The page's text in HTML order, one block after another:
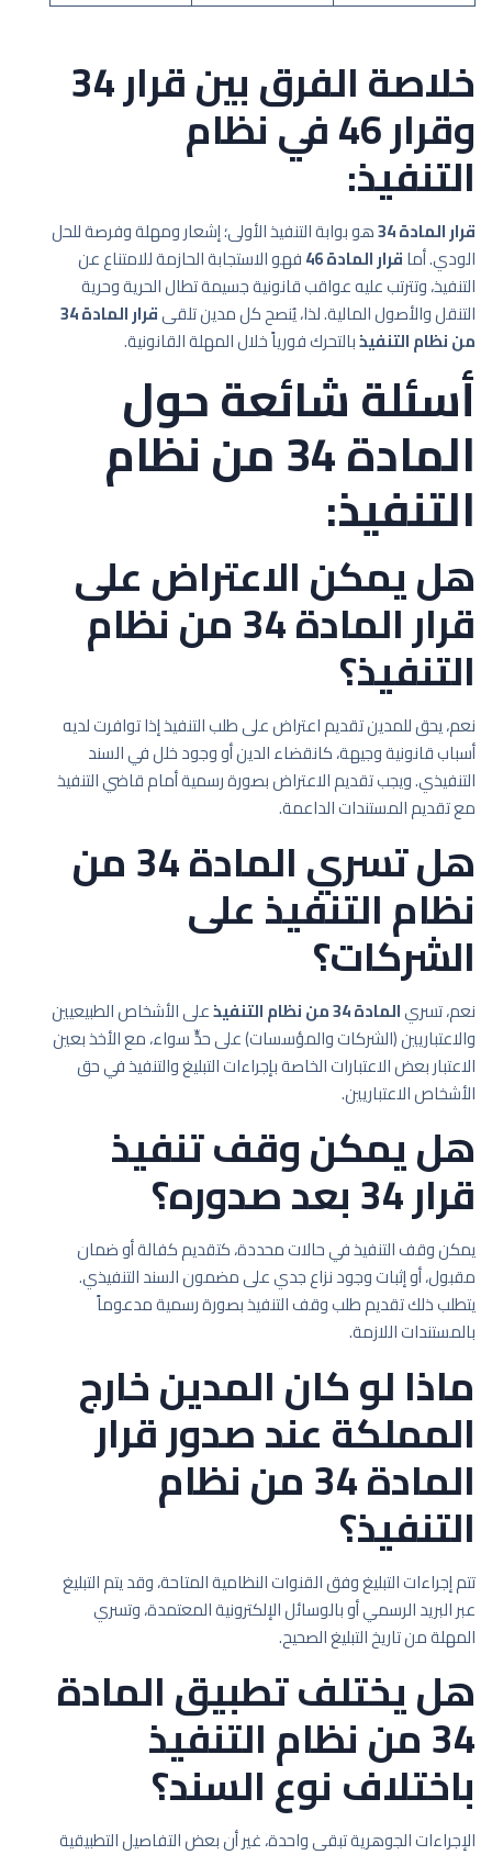
خلاصة الفرق بين قرار 34
وقرار 46 في نظام
التنفيذ:
قرار المادة 34
هو بوابة التنفيذ الأولى؛ إشعار ومهلة وفرصة للحل
الودي. أماقرار المادة 46
فهو الاستجابة الحازمة للامتناع عن
التنفيذ، وتترتب عليه عواقب قانونية جسيمة تطال الحرية وحرية
التنقل والأصول المالية. لذا، يُنصح كل مدين تلقى
قرار المادة 34
من نظام التنفيذبالتحرك فورياً خلال المهلة القانونية.
أسئلة شائعة حول
المادة 34 من نظام
التنفيذ:
هل يمكن الاعتراض على
قرار المادة 34 من نظام
التنفيذ؟
نعم، يحق للمدين تقديم اعتراض على طلب التنفيذ إذا توافرت لديه
أسباب قانونية وجيهة، كانقضاء الدين أو وجود خلل في السند
التنفيذي. ويجب تقديم الاعتراض بصورة رسمية أمام قاضي التنفيذ
مع تقديم المستندات الداعمة.
هل تسري المادة 34 من
نظام التنفيذ على
الشركات؟
نعم، تسريالمادة 34 من نظام التنفيذ
على الأشخاص الطبيعيين
والاعتباريين (الشركات والمؤسسات) على حدٍّ سواء، مع الأخذ بعين
الاعتبار بعض الاعتبارات الخاصة بإجراءات التبليغ والتنفيذ في حق
الأشخاص الاعتباريين.
هل يمكن وقف تنفيذ
قرار 34 بعد صدوره؟
يمكن وقف التنفيذ في حالات محددة، كتقديم كفالة أو ضمان
مقبول، أو إثبات وجود نزاع جدي على مضمون السند التنفيذي.
يتطلب ذلك تقديم طلب وقف التنفيذ بصورة رسمية مدعوماً
بالمستندات اللازمة.
ماذا لو كان المدين خارج
المملكة عند صدور قرار
المادة 34 من نظام
التنفيذ؟
تتم إجراءات التبليغ وفق القنوات النظامية المتاحة، وقد يتم التبليغ
عبر البريد الرسمي أو بالوسائل الإلكترونية المعتمدة، وتسري
المهلة من تاريخ التبليغ الصحيح.
هل يختلف تطبيق المادة
34 من نظام التنفيذ
باختلاف نوع السند؟
الإجراءات الجوهرية تبقى واحدة، غير أن بعض التفاصيل التطبيقية